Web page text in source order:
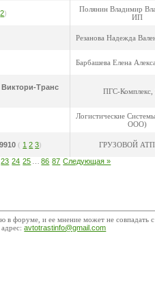
2)
Полянин Владимир
ИП
Резанова Надежда
Барбашева Елена
Виктори-Транс
ПГС-
Логистические
ООО)
( 1 2 3) ГРУЗОВОЙ
23 24 25 86 87 Следующая »
в форуме, и ее мнение может не совпадать
адрес:avtotrastinfo@gmail.com